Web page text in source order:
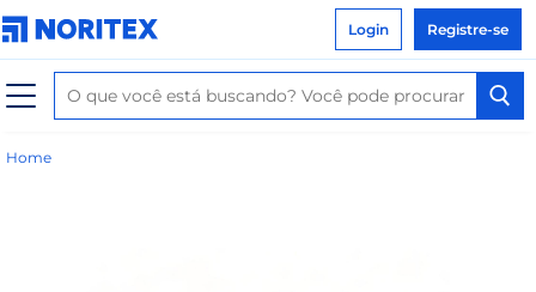
Login Registre-se
Home